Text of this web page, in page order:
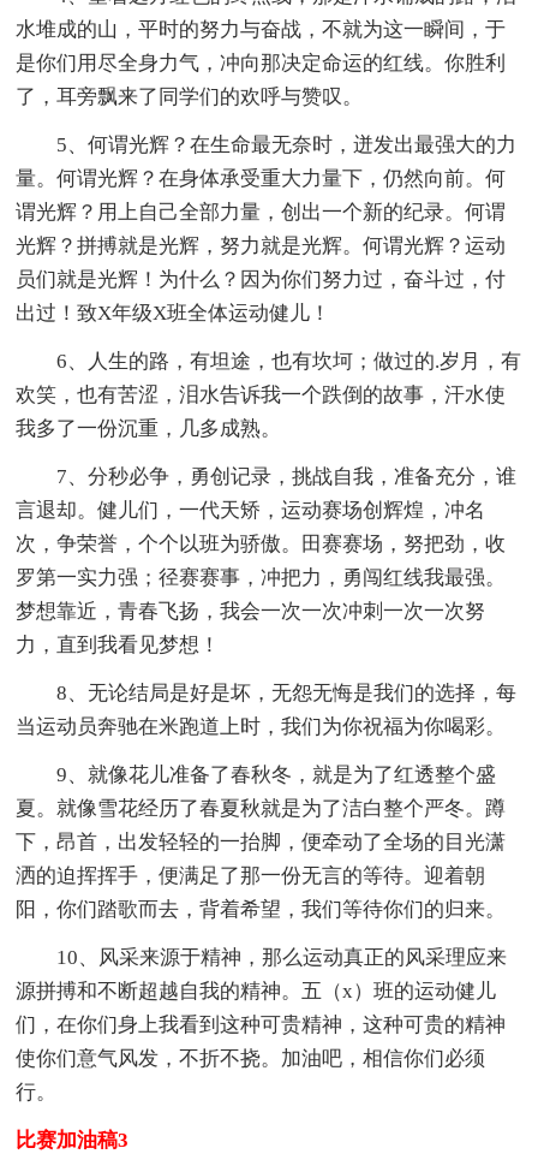
水堆成的山，平时的努力与奋战，不就为这一瞬间，于
是你们用尽全身力气，冲向那决定命运的红线。你胜利
了，耳旁飘来了同学们的欢呼与赞叹。
5、何谓光辉？在生命最无奈时，迸发出最强大的力
量。何谓光辉？在身体承受重大力量下，仍然向前。何
谓光辉？用上自己全部力量，创出一个新的纪录。何谓
光辉？拼搏就是光辉，努力就是光辉。何谓光辉？运动
员们就是光辉！为什么？因为你们努力过，奋斗过，付
出过！致X年级X班全体运动健儿！
6、人生的路，有坦途，也有坎坷；做过的.岁月，有
欢笑，也有苦涩，泪水告诉我一个跌倒的故事，汗水使
我多了一份沉重，几多成熟。
7、分秒必争，勇创记录，挑战自我，准备充分，谁
言退却。健儿们，一代天矫，运动赛场创辉煌，冲名
次，争荣誉，个个以班为骄傲。田赛赛场，努把劲，收
罗第一实力强；径赛赛事，冲把力，勇闯红线我最强。
梦想靠近，青春飞扬，我会一次一次冲刺一次一次努
力，直到我看见梦想！
8、无论结局是好是坏，无怨无悔是我们的选择，每
当运动员奔驰在米跑道上时，我们为你祝福为你喝彩。
9、就像花儿准备了春秋冬，就是为了红透整个盛
夏。就像雪花经历了春夏秋就是为了洁白整个严冬。蹲
下，昂首，出发轻轻的一抬脚，便牵动了全场的目光潇
洒的迫挥挥手，便满足了那一份无言的等待。迎着朝
阳，你们踏歌而去，背着希望，我们等待你们的归来。
10、风采来源于精神，那么运动真正的风采理应来
源拼搏和不断超越自我的精神。五（x）班的运动健儿
们，在你们身上我看到这种可贵精神，这种可贵的精神
使你们意气风发，不折不挠。加油吧，相信你们必须
行。
比赛加油稿3